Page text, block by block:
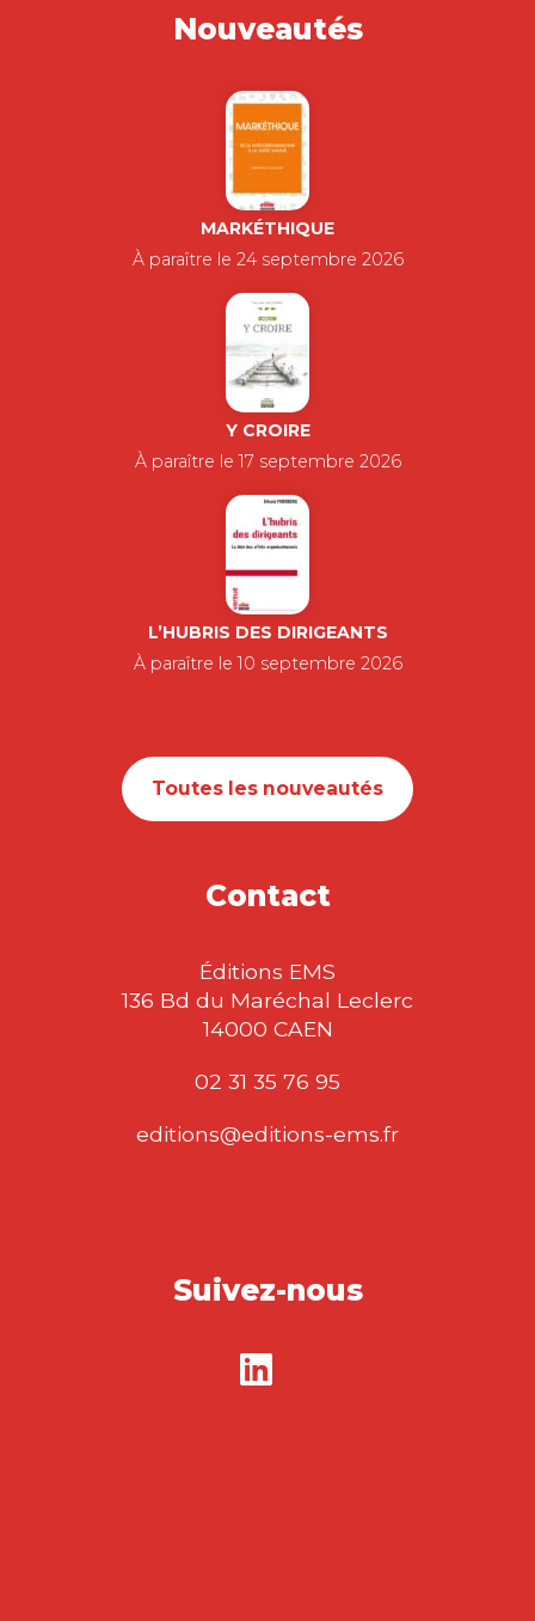
Nouveautés
MARKÉTHIQUE
À paraître le 24 septembre 2026
Y CROIRE
À paraître le 17 septembre 2026
L’HUBRIS DES DIRIGEANTS
À paraître le 10 septembre 2026
Toutes les nouveautés
Contact
Éditions EMS
136 Bd du Maréchal Leclerc
14000 CAEN
02 31 35 76 95
editions@editions-ems.fr
Suivez-nous